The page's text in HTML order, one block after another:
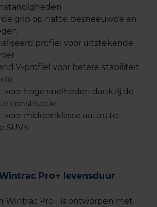
grip op natte, besneeuwde en
profiel voor uitstekende
V-profiel voor betere stabiliteit
voor hoge snelheden dankzij de
constructie
voor middenklasse auto's tot
SUV's
Pro+ levensduur
Wintrac Pro+ is ontworpen met